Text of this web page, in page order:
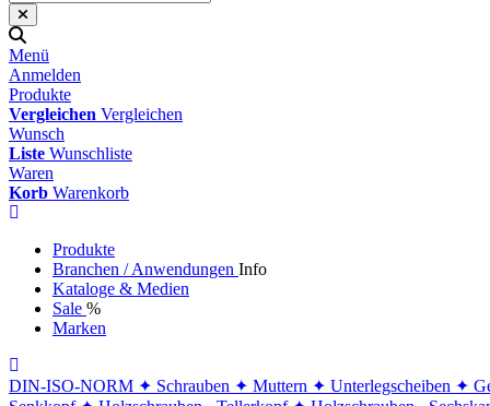
Menü
Anmelden
Produkte
Vergleichen Vergleichen
Wunsch
Liste Wunschliste
Waren
Korb Warenkorb
Produkte
Branchen / Anwendungen Info
Kataloge & Medien
Sale %
Marken
DIN-ISO-NORM ✦ Schrauben ✦ Muttern ✦ Unterlegscheiben ✦